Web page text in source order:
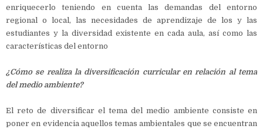
enriquecerlo teniendo en cuenta las demandas del entorno
regional o local, las necesidades de aprendizaje de los y las
estudiantes y la diversidad existente en cada aula, así como las
características del entorno
¿Cómo se realiza la diversificación curricular en relación al tema
del medio ambiente?
El reto de diversificar el tema del medio ambiente consiste en
poner en evidencia aquellos temas ambientales que se encuentran